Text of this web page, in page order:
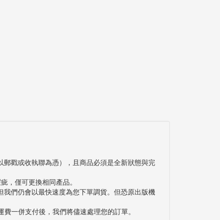
戳或收執聯為憑），且商品必須是全新狀態與完
，僅可更換相同產品。
們仍會以最快速度為您下單調貨。但恐原出版機
一併支付後，我們將儘速處理您的訂單。